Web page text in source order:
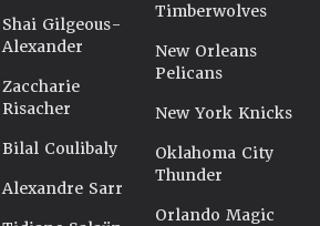
Shai Gilgeous-
Alexander
Zaccharie
Risacher
Bilal Coulibaly
Alexandre Sarr
Timberwolves
New Orleans
Pelicans
New York Knicks
Oklahoma City
Thunder
Orlando Magic